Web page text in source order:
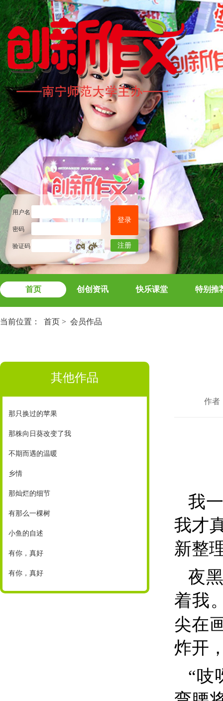
用户名
密码
验证码
登录
注册
首页 创创资讯 快乐课堂 特别推
当前位置： 首页 > 会员作品
其他作品
那只换过的苹果
那株向日葵改变了我
不期而遇的温暖
乡情
那灿烂的细节
有那么一棵树
小鱼的自述
有你，真好
有你，真好
作者
我
我才
新整
夜
着我
尖在
炸开
“吱